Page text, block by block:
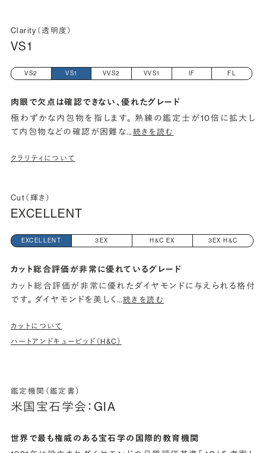
Clarity（透明度）
VS1
VS2 VS1 VVS2 VVS1 IF FL
肉眼で欠点は確認できない、優れたグレード
極わずかな内包物を指します。 熟練の鑑定士が10倍に拡大し
て内包物などの確認が困難な… 続きを読む
クラリティについて
Cut（輝き）
EXCELLENT
EXCELLENT 3EX H&C EX 3EX H&C
カット総合評価が非常に優れているグレード
カット総合評価が非常に優れたダイヤモンドに与えられる格付
です。 ダイヤモンドを美しく…続きを読む
カットについて
ハートアンドキューピッド（H&C）
鑑定機関（鑑定書）
米国宝石学会：GIA
世界で最も権威のある宝石学の国際的教育機関